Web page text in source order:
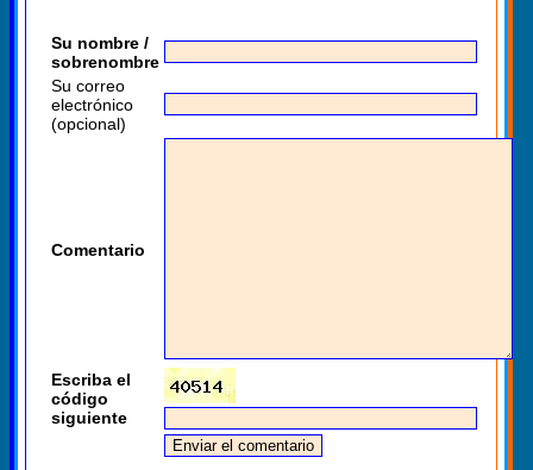
Su nombre /
sobrenombre
Su correo
electrónico
(opcional)
Comentario
Escriba el
código
siguiente